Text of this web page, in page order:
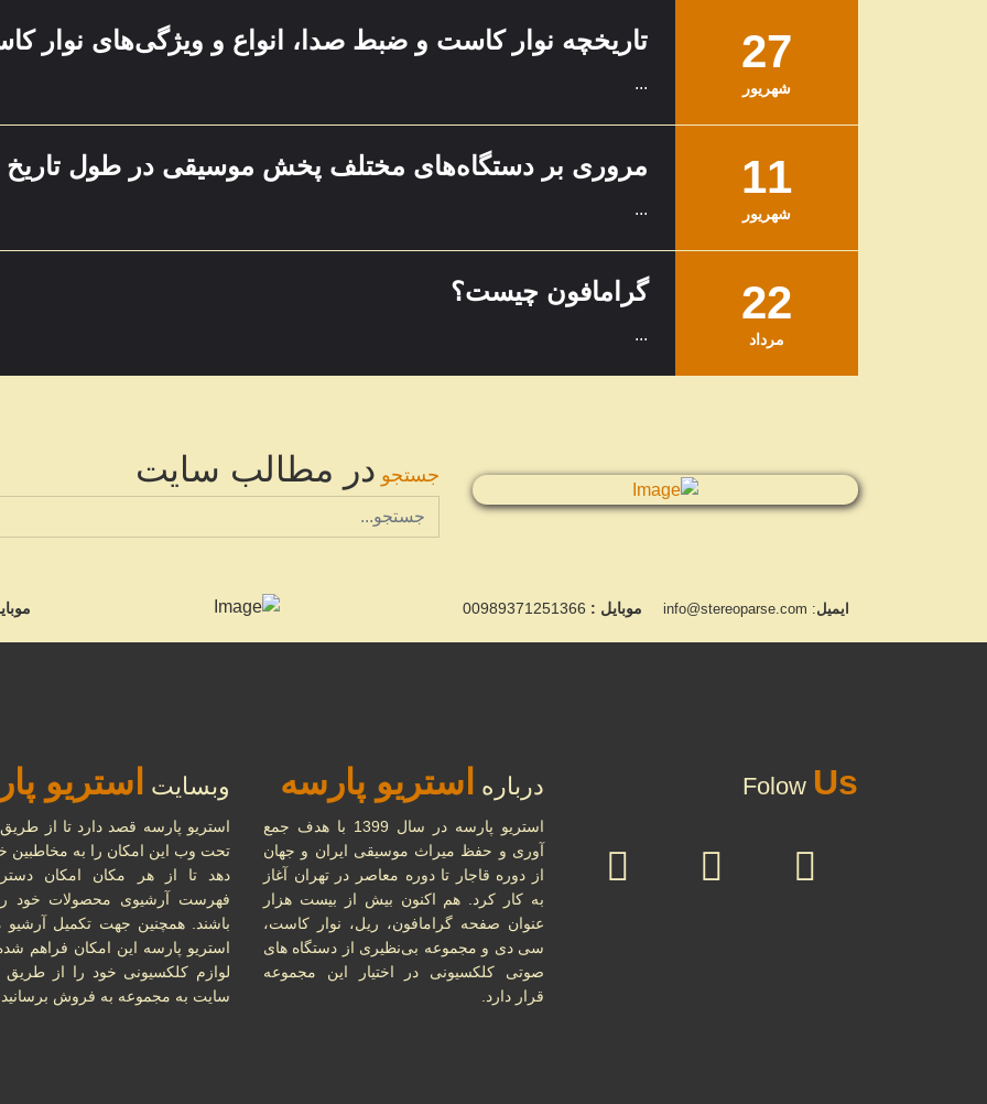
27
شهریور
تاریخچه نوار کاست و ضبط صدا، انواع و ویژگی‌های نوار
...
11
شهریور
مروری بر دستگاه‌های مختلف پخش موسیقی در طول تاریخ
...
22
مرداد
گرامافون چیست؟
...
جستجو در مطالب سایت
ایمیل: info@stereoparse.com موبایل :
Folow Us درباره استریو پارسه
استریو پارسه در سال 1399 با هدف جمع
آوری و حفظ میراث موسیقی ایران و جهان
از دوره قاجار تا دوره معاصر در تهران آغاز
به کار کرد. هم اکنون بیش از بیست هزار
عنوان صفحه گرامافون، ریل، نوار کاست،
سی دی و مجموعه بی‌نظیری از دستگاه های
صوتی کلکسیونی در اختیار این مجموعه
قرار دارد.
وبسایت استریو
استریو پارسه قصد دارد تا از
تحت وب این امکان را به مخاطبین
دهد تا از هر مکان امکان
فهرست آرشیوی محصولات خود
باشند. همچنین جهت تکمیل آرشیو
استریو پارسه این امکان فراهم
لوازم کلکسیونی خود را از
سایت به مجموعه به فروش برسانید.